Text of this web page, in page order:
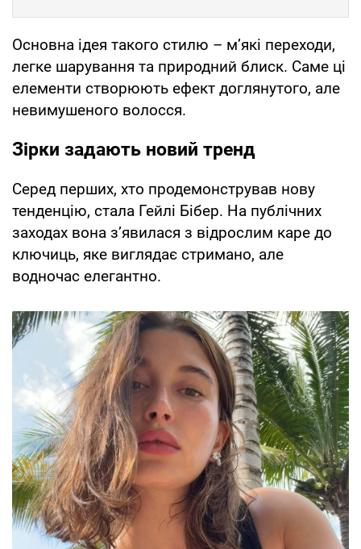
Основна ідея такого стилю – м’які переходи,
легке шарування та природний блиск. Саме ці
елементи створюють ефект доглянутого, але
невимушеного волосся.
Зірки задають новий тренд
Серед перших, хто продемонстрував нову
тенденцію, стала Гейлі Бібер. На публічних
заходах вона з’явилася з відрослим каре до
ключиць, яке виглядає стримано, але
водночас елегантно.